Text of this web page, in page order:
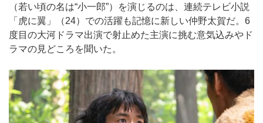
（若い頃の名は“小一郎”）を演じるのは、連続テレビ小説
「虎に翼」（24）での活躍も記憶に新しい仲野太賀だ。6
度目の大河ドラマ出演で射止めた主演に挑む意気込みやド
ラマの見どころを聞いた。